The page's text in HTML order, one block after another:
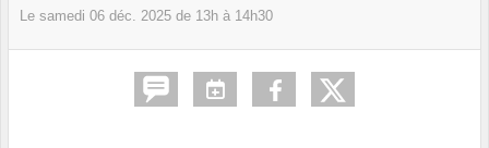
Le samedi 06 déc. 2025 de 13h à 14h30